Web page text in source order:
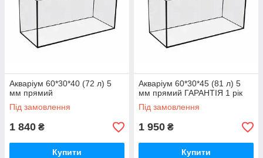
Акваріум 60*30*40 (72 л) 5
мм прямий
Під замовлення
1 840 ₴
Купити
Акваріум 60*30*45 (81 л) 5
мм прямий ГАРАНТІЯ 1 рік
Під замовлення
1 950 ₴
Купити